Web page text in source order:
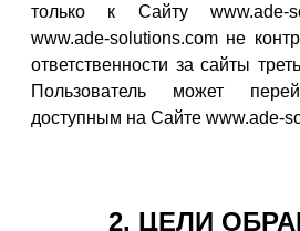
только к Сайту www.ade-
www.ade-solutions.com не
ответственности за сайты
Пользователь может
доступным на Сайте www.ade-
2. ЦЕЛИ